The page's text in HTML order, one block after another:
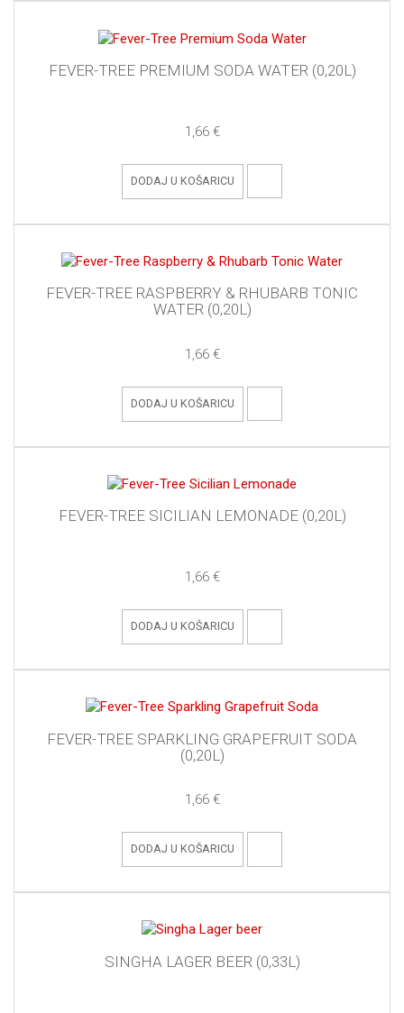
FEVER-TREE PREMIUM SODA WATER (0,20L)
1,66 €
DODAJ U KOŠARICU
FEVER-TREE RASPBERRY & RHUBARB TONIC
WATER (0,20L)
1,66 €
DODAJ U KOŠARICU
FEVER-TREE SICILIAN LEMONADE (0,20L)
1,66 €
DODAJ U KOŠARICU
FEVER-TREE SPARKLING GRAPEFRUIT SODA
(0,20L)
1,66 €
DODAJ U KOŠARICU
SINGHA LAGER BEER (0,33L)